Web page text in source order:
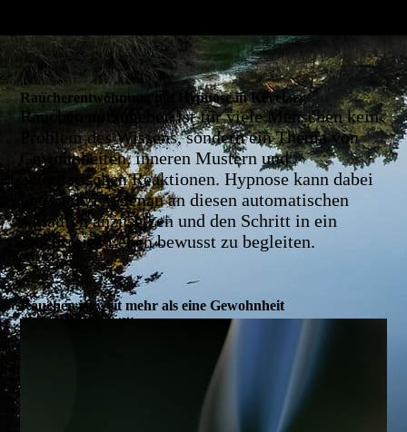
Raucherentwöhnung mit Hypnose in Kevelaer
Rauchen aufzugeben ist für viele Menschen kein
Problem des Wissens, sondern ein Thema von
Gewohnheiten, inneren Mustern und
automatischen Reaktionen.Hypnose kann dabei
unterstützen, genau an diesen automatischen
Abläufen anzusetzen und den Schritt in ein
rauchfreies Leben bewusst zu begleiten.
Rauchen ist weit mehr als eine Gewohnheit